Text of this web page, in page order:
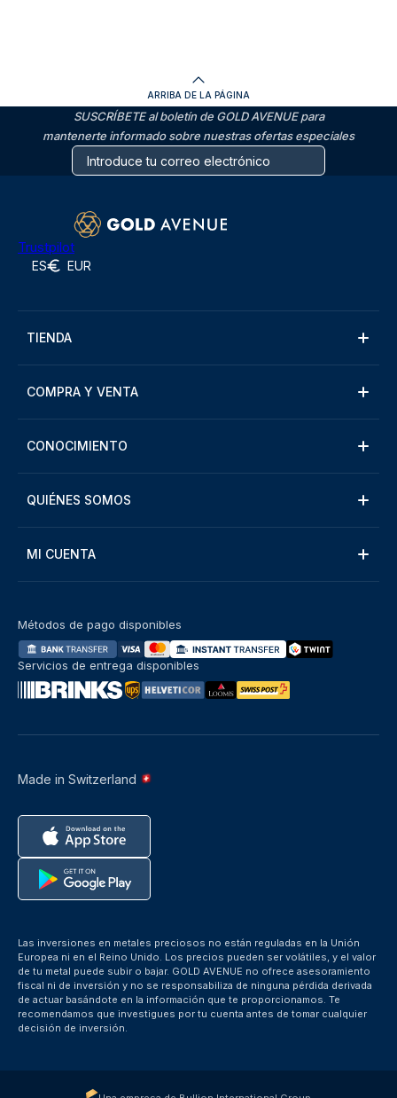
ARRIBA DE LA PÁGINA
SUSCRÍBETE al boletín de GOLD AVENUE para
mantenerte informado sobre nuestras ofertas especiales
Trustpilot
ES EUR
TIENDA
COMPRA Y VENTA
CONOCIMIENTO
QUIÉNES SOMOS
MI CUENTA
Made in Switzerland
Métodos de pago disponibles
Servicios de entrega disponibles
Las inversiones en metales preciosos no están reguladas en la Unión
Europea ni en el Reino Unido. Los precios pueden ser volátiles, y el valor
de tu metal puede subir o bajar. GOLD AVENUE no ofrece asesoramiento
fiscal ni de inversión y no se responsabiliza de ninguna pérdida derivada
de actuar basándote en la información que te proporcionamos. Te
recomendamos que investigues por tu cuenta antes de tomar cualquier
decisión de inversión.